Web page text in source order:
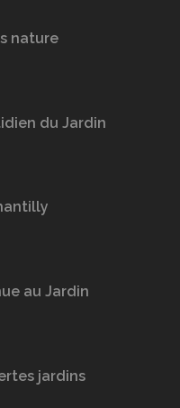
nature
du Jardin
au Jardin
jardins